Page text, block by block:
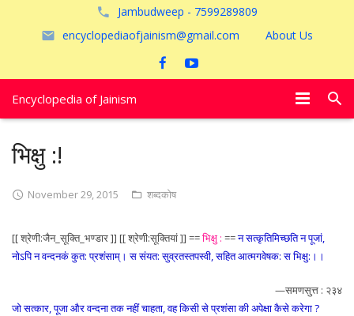
Jambudweep - 7599289809
encyclopediaofjainism@gmail.com
About Us
Encyclopedia of Jainism
पूजायें
अयोध्या
भिक्षु :!
November 29, 2015 शब्दकोष
[[ श्रेणी:जैन_सूक्ति_भण्डार ]] [[ श्रेणी:सूक्तियां ]] ==भिक्षु : ==न सत्कृतिमिच्छति न पूजां,
नोऽपि न वन्दनकं कुत: प्रशंसाम्। स संयत: सुव्रतस्तपस्वी, सहित आत्मगवेषक: स भिक्षु:।।
—समणसुत्त : २३४
जो सत्कार, पूजा और वन्दना तक नहीं चाहता, वह किसी से प्रशंसा की अपेक्षा कैसे करेगा ?